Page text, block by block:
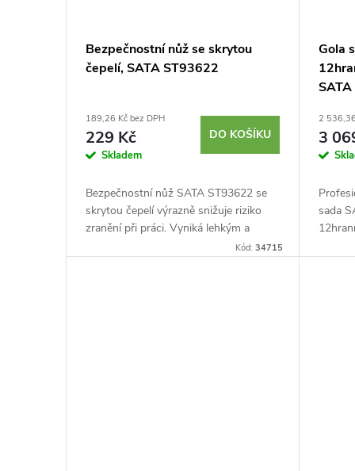
Bezpečnostní nůž se skrytou
čepelí, SATA ST93622
189,26 Kč bez DPH
229 Kč
Skladem
DO KOŠÍKU
Bezpečnostní nůž SATA ST93622 se
skrytou čepelí výrazně snižuje riziko
zranění při práci. Vyniká lehkým a
odolným tělem z hliníkové slitiny s
Kód:34715
Gola
2
3
sada
CrV